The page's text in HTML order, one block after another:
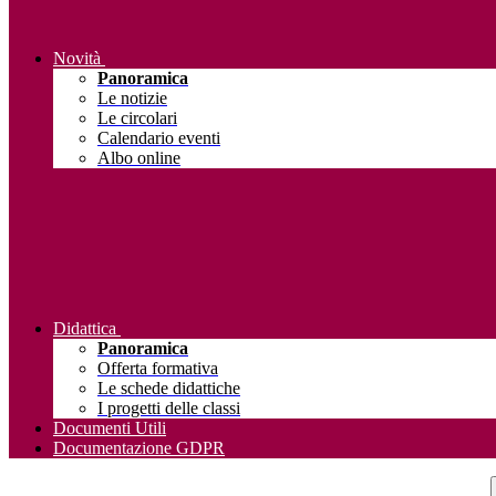
Novità
Panoramica
Le notizie
Le circolari
Calendario eventi
Albo online
Didattica
Panoramica
Offerta formativa
Le schede didattiche
I progetti delle classi
Documenti Utili
Documentazione GDPR